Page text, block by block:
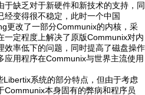
缺乏对于新硬件和新技术的支持，同
经变得很不稳定，此时一个中国
更改了一部分Communix的内核，采
一定程度上解决了原版Communix对内
效率低下的问题，同时提高了磁盘操作
应用程序在Communix与世界主流使用
系统的部分特点，但由于考虑
Communix本身固有的弊病和程序员